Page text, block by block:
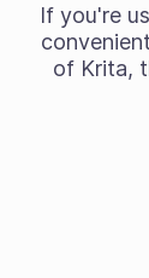
If you're
of Krita,